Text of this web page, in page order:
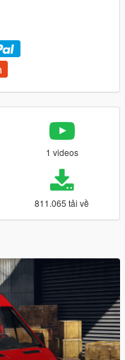
1 videos
811.065 tải về